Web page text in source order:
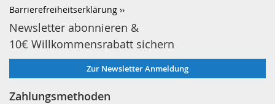
Barrierefreiheitserklärung
Newsletter abonnieren &
10€ Willkommensrabatt sichern
Zur Newsletter Anmeldung
Zahlungsmethoden